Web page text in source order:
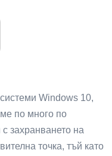
Windows 10,
по много по
захранването на
точка, тъй като